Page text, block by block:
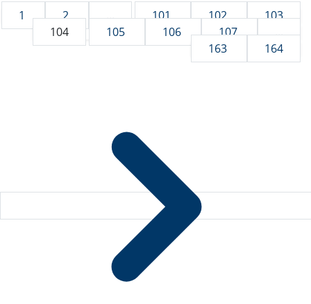
1 2 ... 101 102
103
104
105 106 107
...
163
164